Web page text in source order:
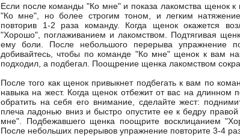
Если после команды "Ко мне" и показа лакомства щенок к
"Ко мне", но более строгим тоном, и легким
повторив 1-2 раза команду. Когда щенок окажется
"Хорошо", поглаживанием и лакомством. Подтягивая
ему боли. После небольшого перерыва упражнение
добивайтесь, чтобы по команде "Ко мне" щенок к вам
подходил, а подбегал. Поощрение щенка лакомством
После того как щенок привыкнет подбегать к вам по
навыка на жест. Когда щенок отбежит от вас на длинном
обратить на себя его внимание, сделайте жест:
плеча ладонью вниз и быстро опустите ее к бедру
мне". Подбежавшего щенка поощрите восклицанием
После небольших перерывов упражнение повторите 3-4